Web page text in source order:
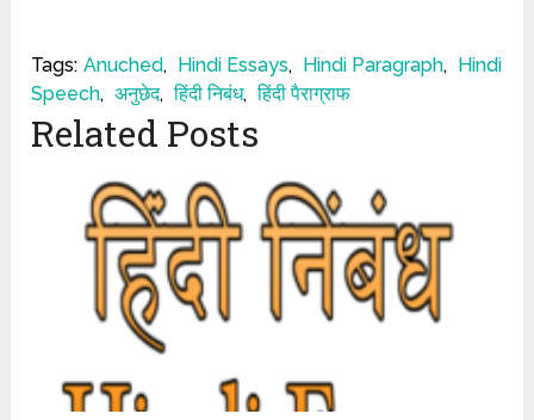
Tags: Anuched, Hindi Essays, Hindi Paragraph,
Hindi
Speech, अनुछेद, हिंदी निबंध, हिंदी पैराग्राफ
Related Posts